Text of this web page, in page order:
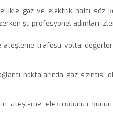
gaz ve elektrik hattı söz
şu profesyonel adımları
ateşleme trafosu voltaj değerleri
noktalarında gaz sızıntısı
ateşleme elektrodunun